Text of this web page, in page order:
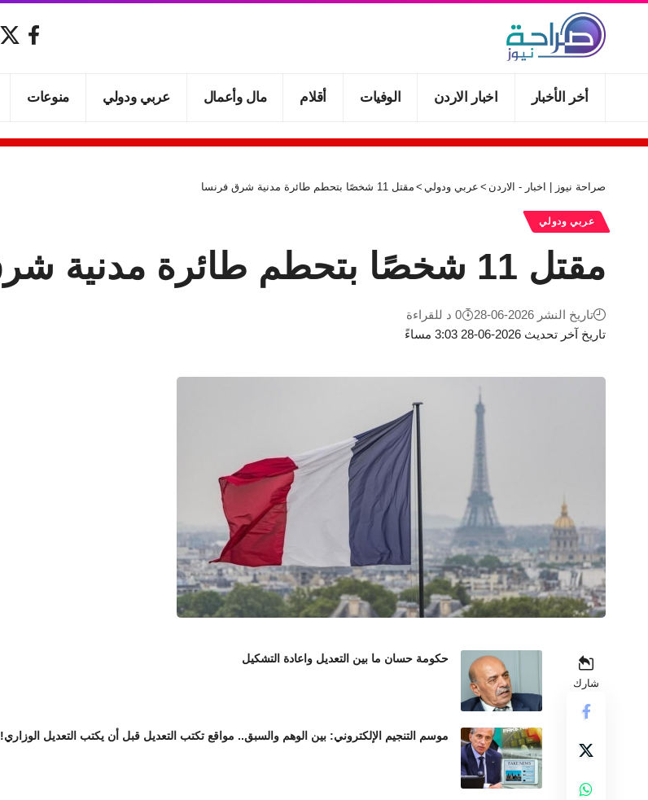
أخر الأخبار اخبار الاردن الوفيات أقلام مال وأعمال عربي ودولي منوعات
صراحة نيوز | اخبار - الاردن > عربي ودولي > مقتل 11 شخصًا بتحطم طائرة مدنية شرق فرنسا
عربي ودولي
مقتل 11 شخصًا بتحطم طائرة مدنية شرق فرنسا
تاريخ آخر تحديث 2026-06-28 3:03 مساءً
تاريخ النشر 2026-06-28 0 د للقراءة
شارك
حكومة حسان ما بين التعديل واعادة التشكيل
موسم التنجيم الإلكتروني: بين الوهم والسبق.. مواقع تكتب التعديل قبل أن يكتب التعديل الوزاري!